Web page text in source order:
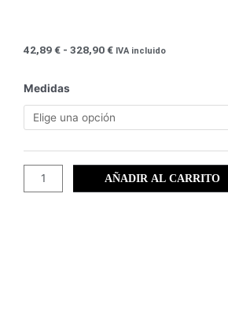
42,89€ - 328,90€Rango
42,89 €
328,90 €
IVA incluido
Medidas
Mazarrón
(11)
cantidad
AÑADIR AL CARRITO